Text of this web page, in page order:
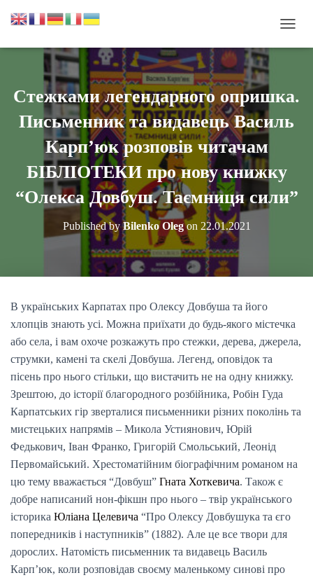
Е
К
У
В
Стежками легендарного опришка.
Письменник та видавець Василь
Карп’юк розповів читачам
БІБЛІОТЕКИ про нову книжку
“Олекса Довбуш. Таємниця сили”
Published byBilenko Olegon 22.01.2021
В українських Карпатах про Олексу Довбуша та його
хлопців знають усі. Можна приїхати до будь-якого містечка
або села, і вам охоче розкажуть про стежки, дерева, джерела,
струмки, камені та скелі Довбуша. Легенд, оповідок та
пісень про нього стільки, що вистачить не на одну книжку.
Зрештою, до історії благородного розбійника, Робін Гуда
Карпатських гір зверталися письменники різних поколінь та
мистецьких напрямів – Микола Устиянович, Юрій
Федькович, Іван Франко, Григорій Смольський, Леонід
Первомайський. Хрестоматійним біографічним романом на
цю тему вважається “Довбуш” Гната Хоткевича. Також є
добре написаний нон-фікшн про нього – твір українського
історика Юліана Целевича “Про Олексу Довбушука та єго
попередників і наступників” (1882). Але це все твори для
дорослих. Натомість письменник та видавець Василь
Карп’юк, коли розповідав своєму маленькому синові про